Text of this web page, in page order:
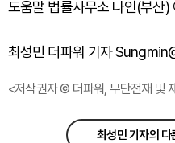
도움말 법률사무소 나인(부산)
최성민 더파워 기자
<저작권자 © 더파워, 무단전재 및
최성민 기자의 다